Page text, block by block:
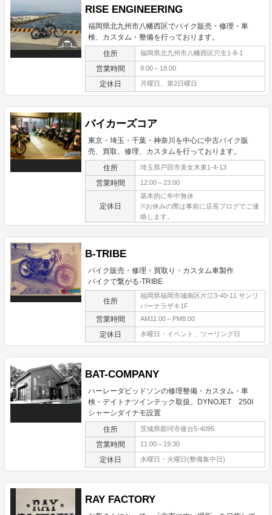
RISE ENGINEERING
福岡県北九州市八幡西区でバイク販売・修理・車
検、カスタム・整備を行っております。
住所 福岡県北九州市八幡西区穴生1-8-1
営業時間 9:00～18:00
定休日 月曜日、第2日曜日
バイカーズコア
東京・埼玉・千葉・神奈川を中心に中古バイク販
売、買取、修理、カスタムを行っております。
住所 埼玉県戸田市美女木東1-4-13
営業時間 12:00～23:00
定休日
基本的に年中無休
※お休みの際は事前に店長ブログでご連
絡します。
B-TRIBE
バイク販売・修理・買取り・カスタム車製作
バイクで繋がる-TRIBE
住所
福岡県福岡市城南区片江3-40-11 サンリ
バーナラザキ1F
営業時間 AM11:00～PM8:00
定休日 水曜日・イベント、ツーリング日
BAT-COMPANY
ハーレーダビッドソンの修理整備・カスタム・車
検・デイトナツインテック取扱。DYNOJET 250I
シャーシダイナモ設置
住所 茨城県那珂市後台5-4095
営業時間 11:00～19:30
定休日 水曜日・火曜日(整備集中日)
RAY FACTORY